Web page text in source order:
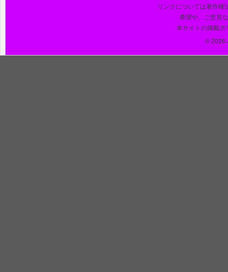
リンクについては著作権
希望や、ご意見
本サイトの掲載ポ
© 2026